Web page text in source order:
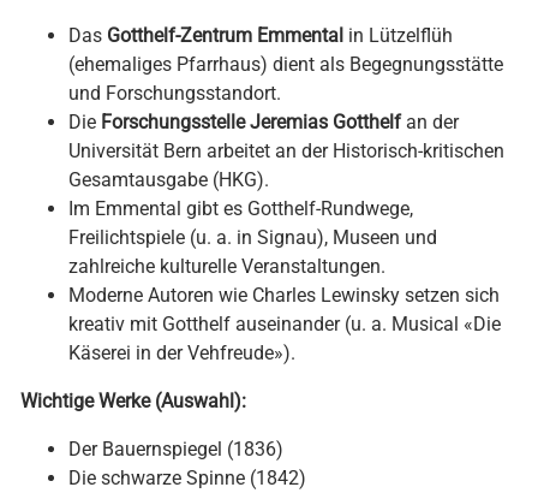
Das Gotthelf-Zentrum Emmental in Lützelflüh
(ehemaliges Pfarrhaus) dient als Begegnungsstätte
und Forschungsstandort.
Die Forschungsstelle Jeremias Gotthelfan der
Universität Bern arbeitet an der Historisch-kritischen
Gesamtausgabe (HKG).
Im Emmental gibt es Gotthelf-Rundwege,
Freilichtspiele (u. a. in Signau), Museen und
zahlreiche kulturelle Veranstaltungen.
Moderne Autoren wie Charles Lewinsky setzen sich
kreativ mit Gotthelf auseinander (u. a. Musical «Die
Käserei in der Vehfreude»).
Wichtige Werke (Auswahl):
Der Bauernspiegel (1836)
Die schwarze Spinne (1842)